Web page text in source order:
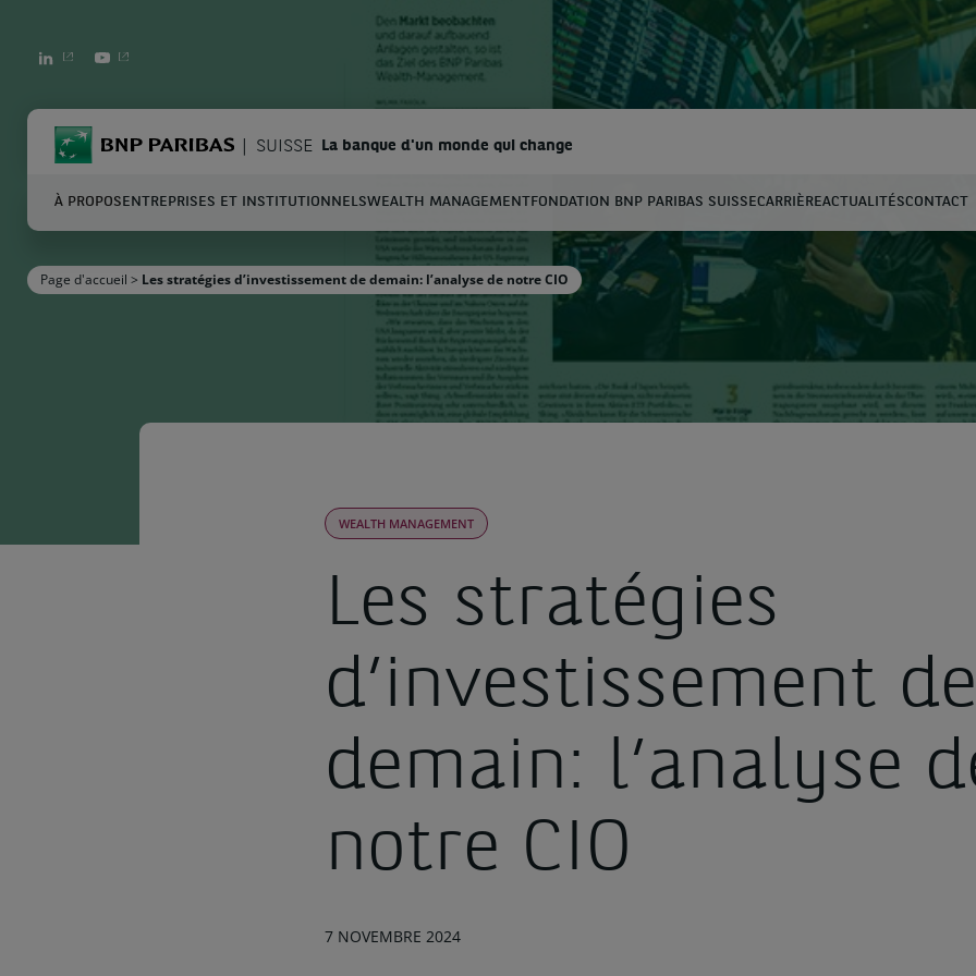
LINKEDIN YOUTUBE
BNP Paribas SUISSE La banque d'un monde qui change
Entrez les termes à rechercher Chercher
À PROPOS ENTREPRISES ET INSTITUTIONNELSWEALTH MANAGEMENTFONDATION BNP PARIBAS SUISSECARRIÈREACTUALITÉSCONTACT
Page d'accueil > Les stratégies d’investissement de demain: l’analyse de notre CIO
WEALTH MANAGEMENT
Les stratégies
d’investissement de
demain: l’analyse
notre CIO
7 NOVEMBRE 2024